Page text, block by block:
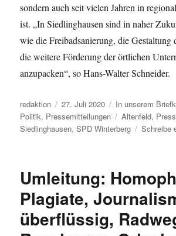
sondern auch seit vielen Jahren in
ist. „In Siedlinghausen sind in naher
wie die Freibadsanierung, die Gestaltung
die weitere Förderung der örtlichen
anzupacken“, so Hans-Walter Schneider.
Autor
redaktion
Veröffentlicht
am
27. Juli 2020 Kategorien
In unserem
Politik, Pressemitteilungen Schlagwörter
Altenfeld,
Siedlinghausen,SPD Winterberg Schreibe
Umleitung:
Plagiate,
überflüssig,